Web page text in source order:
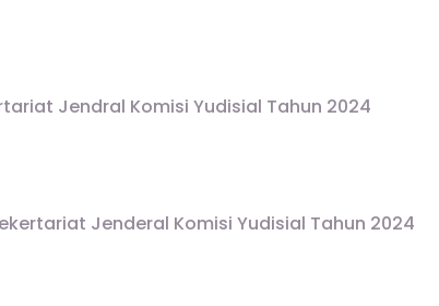
Jendral Komisi Yudisial Tahun 2024
Jenderal Komisi Yudisial Tahun 2024